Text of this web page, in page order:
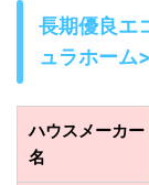
長期優良エ
ュラホーム>
ハウスメーカー
名